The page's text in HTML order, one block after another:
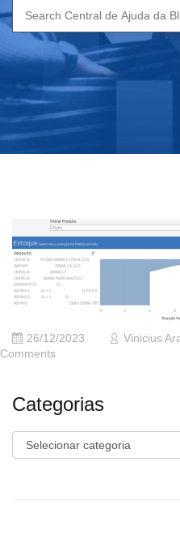
Search
for:
26/12/2023 Vinicius
Comments
Categorias
Categorias